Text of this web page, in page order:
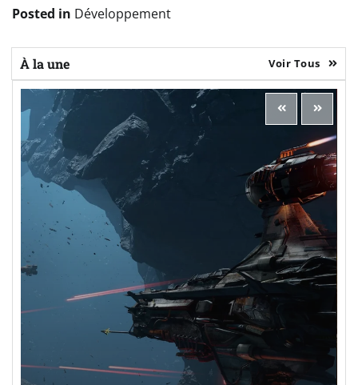
Posted in Développement
À la une Voir Tous